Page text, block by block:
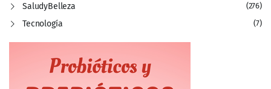
SaludyBelleza (276)
Tecnología (7)